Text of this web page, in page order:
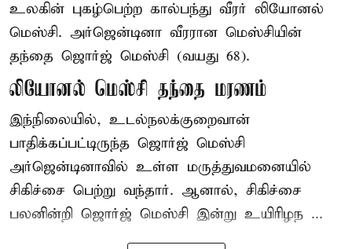
உலகின் புகழ்பெற்ற கால்பந்து வீரர் லியோனல்
மெஸ்சி. அர்ஜென்டினா வீரரான மெஸ்சியின்
தந்தை ஜொர்ஜ் மெஸ்சி (வயது 68).
லியோனல் மெஸ்சி தந்தை மரணம்
இந்நிலையில், உடல்நலக்குறைவான்
பாதிக்கப்பட்டிருந்த ஜொர்ஜ் மெஸ்சி
அர்ஜென்டினாவில் உள்ள மருத்துவமனையில்
சிகிச்சை பெற்று வந்தார். ஆனால், சிகிச்சை
பலனின்றி ஜொர்ஜ் மெஸ்சி இன்று உயிரிழந ...